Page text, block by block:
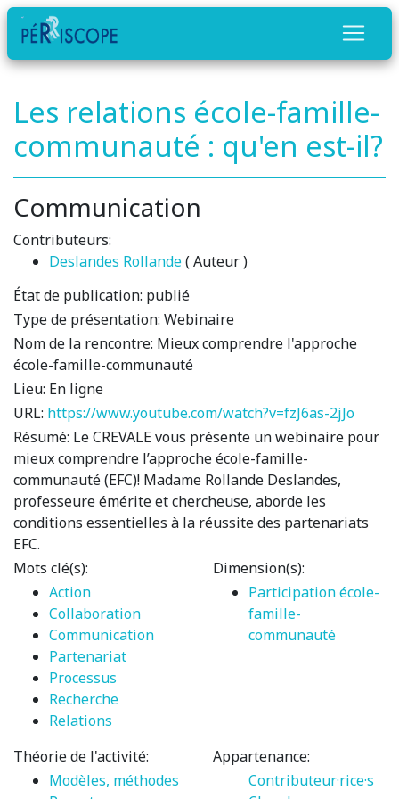
Les relations école-famille-
communauté : qu'en est-il?
Communication
Contributeurs:
Deslandes Rollande( Auteur )
État de publication: publié
Type de présentation: Webinaire
Nom de la rencontre: Mieux comprendre l'approche
école-famille-communauté
Lieu: En ligne
URL: https://www.youtube.com/watch?v=fzJ6as-2jJo
Résumé: Le CREVALE vous présente un webinaire pour
mieux comprendre l’approche école-famille-
communauté (EFC)! Madame Rollande Deslandes,
professeure émérite et chercheuse, aborde les
conditions essentielles à la réussite des partenariats
EFC.
Mots clé(s):
Action
Collaboration
Communication
Partenariat
Processus
Recherche
Relations
Dimension(s):
Participation école-
famille-
communauté
Théorie de l'activité:
Modèles, méthodes
Appartenance:
Contributeur·rice·s